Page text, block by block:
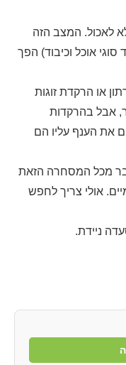
לאכול. המצב הזה
אוכל וכיבוד) הפך
או הרקדת זוגות
אבל בהרקדות
את הענף עליו הם
מכל המסחרה הזאת
אולי צריך לחפש
ניידת.